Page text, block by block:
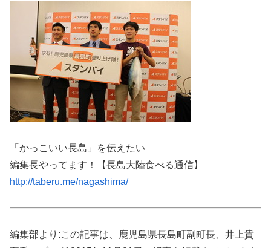
「かっこいい長島」を伝えたい
編集長やってます！【長島大陸食べる通信】
http://taberu.me/nagashima/
編集部より:この記事は、鹿児島県長島町副町長、井上貴